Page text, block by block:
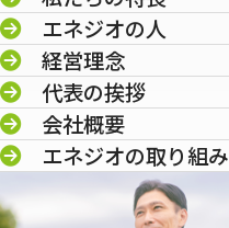
エネジオの人
経営理念
代表の挨拶
会社概要
エネジオの取り組み